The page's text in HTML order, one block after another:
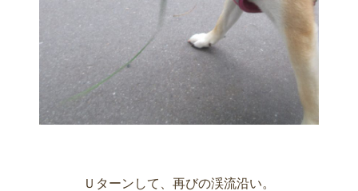
Ｕターンして、再びの渓流沿い。